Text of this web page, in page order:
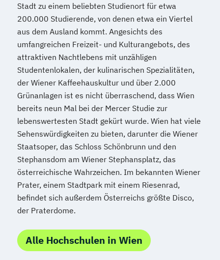
Kultur und Gesellschaft des modernen
Südasien
Kultur- und Sozialanthropologie
Kunstgeschichte Latein (Lehramt)
Lebensmittelchemie Mathematik
Mathematik (Lehramt)
Medieninformatik
Meteorologie Meteorologie
Middle European interdisciplinary master's
programme in Cognitive Science
(MEi:CogSci)
Molekulare Biologie
Molekulare Mikrobiologie
Musikwissenschaft
Naturschutz und
Pharmazie
Stadt zu einem beliebten Studienort für etwa
200.000 Studierende, von denen etwa ein Viertel
aus dem Ausland kommt. Angesichts des
umfangreichen Freizeit- und Kulturangebots, des
attraktiven Nachtlebens mit unzähligen
Studentenlokalen, der kulinarischen Spezialitäten,
der Wiener Kaffeehauskultur und über 2.000
Grünanlagen ist es nicht überraschend, dass Wien
bereits neun Mal bei der Mercer Studie zur
lebenswertesten Stadt gekürt wurde. Wien hat viele
Sehenswürdigkeiten zu bieten, darunter die Wiener
Staatsoper, das Schloss Schönbrunn und den
Stephansdom am Wiener Stephansplatz, das
österreichische Wahrzeichen. Im bekannten Wiener
Prater, einem Stadtpark mit einem Riesenrad,
befindet sich außerdem Österreichs größte Disco,
der Praterdome.
Alle Hochschulen in Wien